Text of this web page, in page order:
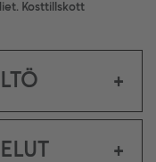
Kosttillskott
+
+